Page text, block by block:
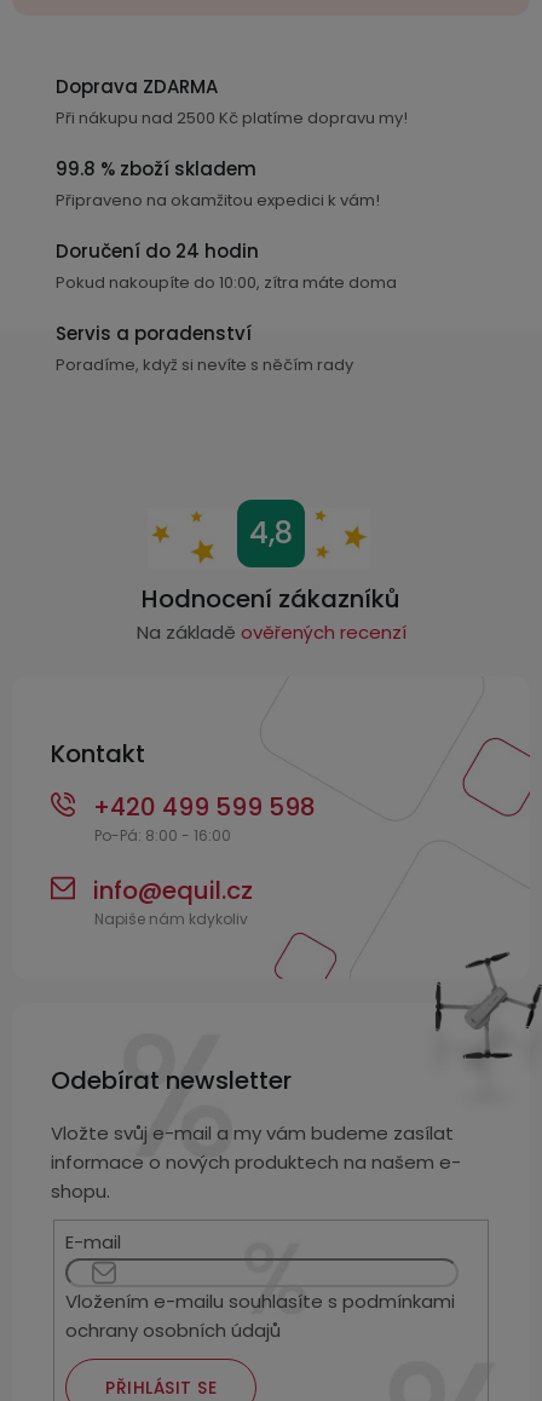
Doprava ZDARMA
Při nákupu nad 2500 Kč platíme dopravu my!
99.8 % zboží skladem
Připraveno na okamžitou expedici k vám!
Doručení do 24 hodin
Pokud nakoupíte do 10:00, zítra máte doma
Servis a poradenství
Poradíme, když si nevíte s něčím rady
4,8
Hodnocení zákazníků
Na základě ověřených recenzí
Kontakt
info@equil.cz
+420 499 599 598
Odebírat newsletter
Vložte svůj e-mail a my vám budeme zasílat
informace o nových produktech na našem e-
shopu.
E-mail
Vložením e-mailu souhlasíte spodmínkami
ochrany osobních údajů
PŘIHLÁSIT SE